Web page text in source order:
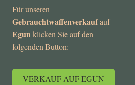
Für unseren
Gebrauchtwaffenverkaufauf
Egunklicken Sie auf den
folgenden Button:
VERKAUF AUF EGUN